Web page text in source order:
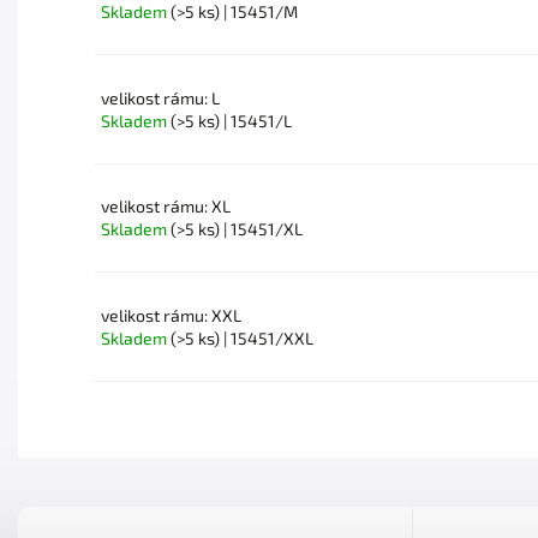
Skladem(>5 ks) | 15451/M
velikost rámu: L
Skladem(>5 ks) | 15451/L
velikost rámu: XL
Skladem(>5 ks) | 15451/XL
velikost rámu: XXL
Skladem(>5 ks) | 15451/XXL